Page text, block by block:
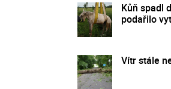
Kůň spadl
podařilo
Vítr stále